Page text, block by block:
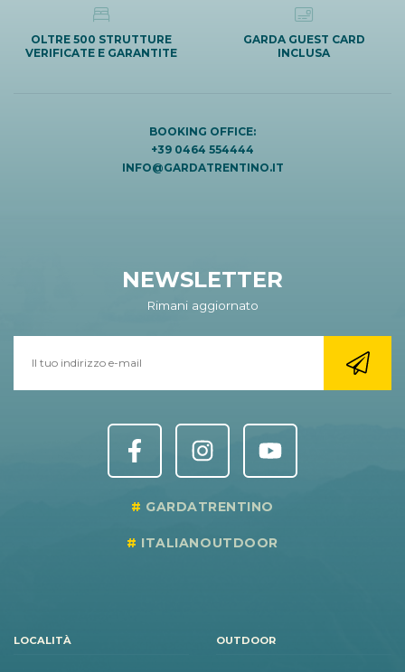
OLTRE 500 STRUTTURE
VERIFICATE E GARANTITE
GARDA GUEST CARD
INCLUSA
BOOKING OFFICE:
+39 0464 554444
INFO@GARDATRENTINO.IT
NEWSLETTER
Rimani aggiornato
GARDATRENTINO
ITALIANOUTDOOR
LOCALITÀ OUTDOOR